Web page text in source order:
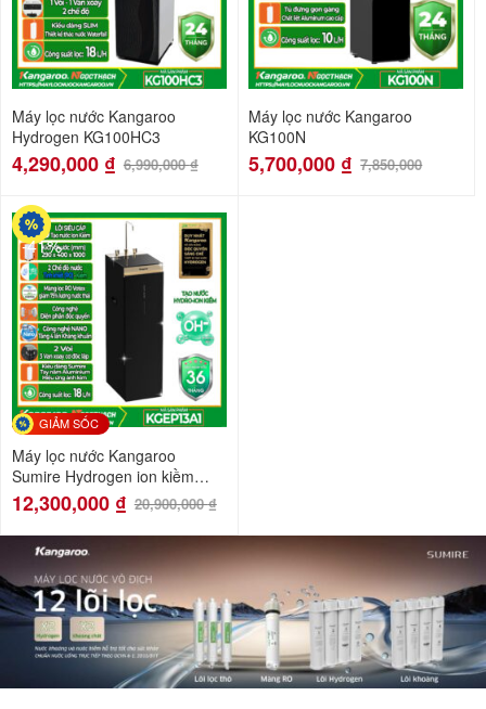
Máy lọc nước Kangaroo
Hydrogen KG100HC3
4,290,000 ₫ 6,990,000₫
Máy lọc nước Kangaroo
KG100N
5,700,000 ₫ 7,850,000
-41%
Máy lọc nước Kangaroo
Sumire Hydrogen ion kiềm
KGEP13A1
GIẢM SỐC
12,300,000 ₫ 20,900,000₫